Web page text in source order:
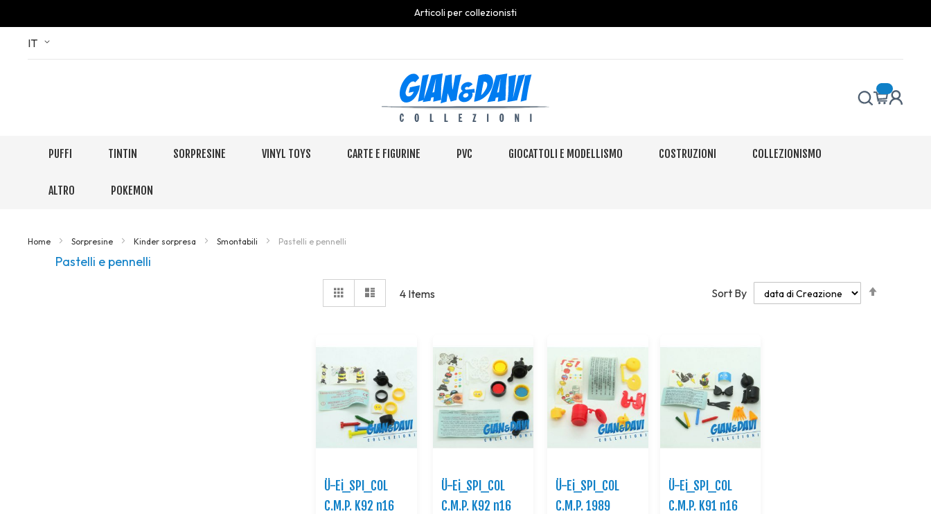
Articoli per collezionisti
Skip
Language
IT
PUFFI TINTIN SORPRESINE VINYL TOYS CARTE E FIGURINE PVC GIOCATTOLI E MODELLISMO COSTRUZIONI COLLEZIONISMO
ALTRO POKEMON
Home Sorpresine Kinder sorpresa Smontabili Pastelli e pennelli
Pastelli e pennelli
View
as
Grid Elenco
4 Items Sort By
Ü-Ei_SPI_COL
C.M.P. K92 n16
Ü-Ei_SPI_COL
C.M.P. K92 n16
Ü-Ei_SPI_COL
C.M.P. 1989
Ü-Ei_SPI_COL
C.M.P. K91 n16